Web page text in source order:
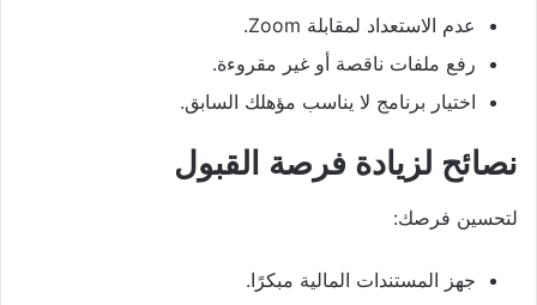
عدم الاستعداد لمقابلة Zoom.
رفع ملفات ناقصة أو غير مقروءة.
اختيار برنامج لا يناسب مؤهلك السابق.
نصائح لزيادة فرصة القبول
لتحسين فرصك:
جهز المستندات المالية مبكرًا.